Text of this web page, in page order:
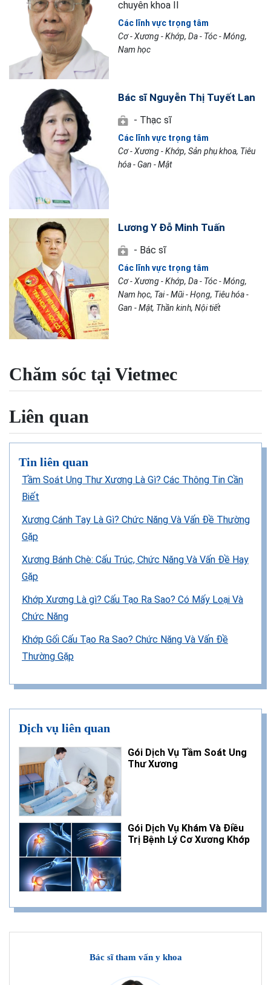
chuyên khoa II
Các lĩnh vực trọng tâm
Cơ - Xương - Khớp, Da - Tóc - Móng,
Nam học
Bác sĩ Nguyễn Thị Tuyết Lan
- Thạc sĩ
Các lĩnh vực trọng tâm
Cơ - Xương - Khớp, Sản phụ khoa, Tiêu
hóa - Gan - Mật
Lương Y Đỗ Minh Tuấn
- Bác sĩ
Các lĩnh vực trọng tâm
Cơ - Xương - Khớp, Da - Tóc - Móng,
Nam học, Tai - Mũi - Họng, Tiêu hóa -
Gan - Mật, Thần kinh, Nội tiết
Chăm sóc tại Vietmec
Liên quan
Tin liên quan
Tầm Soát Ung Thư Xương Là Gì? Các Thông Tin Cần
Biết
Xương Cánh Tay Là Gì? Chức Năng Và Vấn Đề Thường
Gặp
Xương Bánh Chè: Cấu Trúc, Chức Năng Và Vấn Đề Hay
Gặp
Khớp Xương Là gì? Cấu Tạo Ra Sao? Có Mấy Loại Và
Chức Năng
Khớp Gối Cấu Tạo Ra Sao? Chức Năng Và Vấn Đề
Thường Gặp
Dịch vụ liên quan
Gói Dịch Vụ Tầm Soát Ung
Thư Xương
Gói Dịch Vụ Khám Và Điều
Trị Bệnh Lý Cơ Xương Khớp
Bác sĩ tham vấn y khoa